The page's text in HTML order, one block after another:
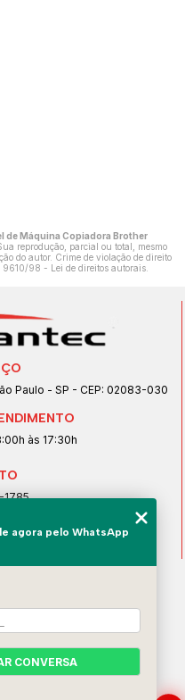
de Máquina Copiadora Brother
reprodução, parcial ou total, mesmo
do autor. Crime de violação de direito
9610/98 - Lei de direitos autorais.
Paulo - SP - CEP: 02083-030
às 17:30h
1785
1832
agora pelo WhatsApp
CONVERSA